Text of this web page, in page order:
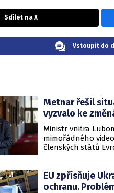
Sdílet na X
Vstoupit do
Metnar řešil
vyzvalo ke
Ministr vnitra
mimořádného
členských států
při ochraně
EU zpřísňuje
ochranu.